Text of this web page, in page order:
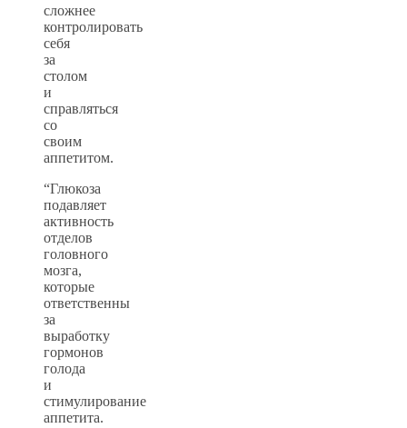
сложнее
контролировать
себя
за
столом
и
справляться
со
своим
аппетитом.
“Глюкоза
подавляет
активность
отделов
головного
мозга,
которые
ответственны
за
выработку
гормонов
голода
и
стимулирование
аппетита.